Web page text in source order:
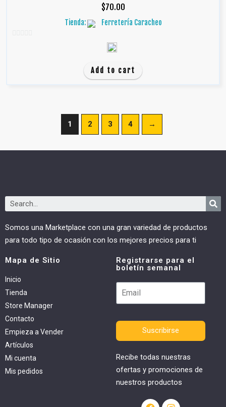
$70.00
Tienda: Ferretería Caracheo
Add to cart
1 2 3 4 →
Somos una Marketplace con una gran variedad de productos
para todo tipo de ocasión con los mejores precios para ti
Mapa de Sitio
Inicio
Tienda
Store Manager
Contacto
Empieza a Vender
Artículos
Mi cuenta
Mis pedidos
Registrarse para el
boletín semanal
Suscribirse
Recibe todas nuestras
ofertas y promociones de
nuestros productos